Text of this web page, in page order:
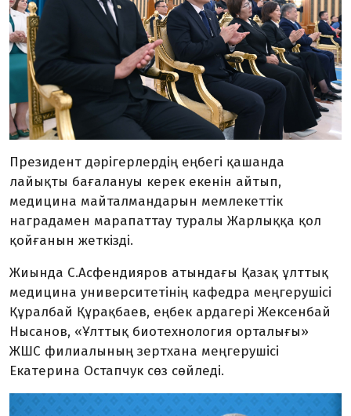
Президент дәрігерлердің еңбегі қашанда
лайықты бағалануы керек екенін айтып,
медицина майталмандарын мемлекеттік
наградамен марапаттау туралы Жарлыққа қол
қойғанын жеткізді.
Жиында С.Асфендияров атындағы Қазақ ұлттық
медицина университетінің кафедра меңгерушісі
Құралбай Құрақбаев, еңбек ардагері Жексенбай
Нысанов, «Ұлттық биотехнология орталығы»
ЖШС филиалының зертхана меңгерушісі
Екатерина Остапчук сөз сөйледі.